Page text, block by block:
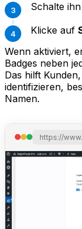
Schalte ihn
Klicke auf
Wenn aktiviert,
Badges neben
Das hilft
identifizieren,
Namen.